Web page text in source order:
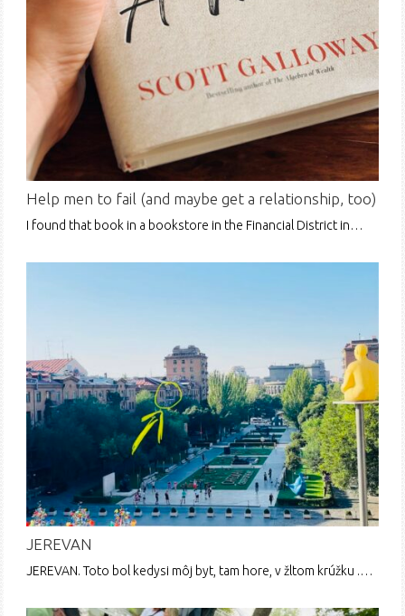
Help men to fail (and maybe get a relationship, too)
I found that book in a bookstore in the Financial District in…
JEREVAN
JEREVAN. Toto bol kedysi môj byt, tam hore, v žltom krúžku .…